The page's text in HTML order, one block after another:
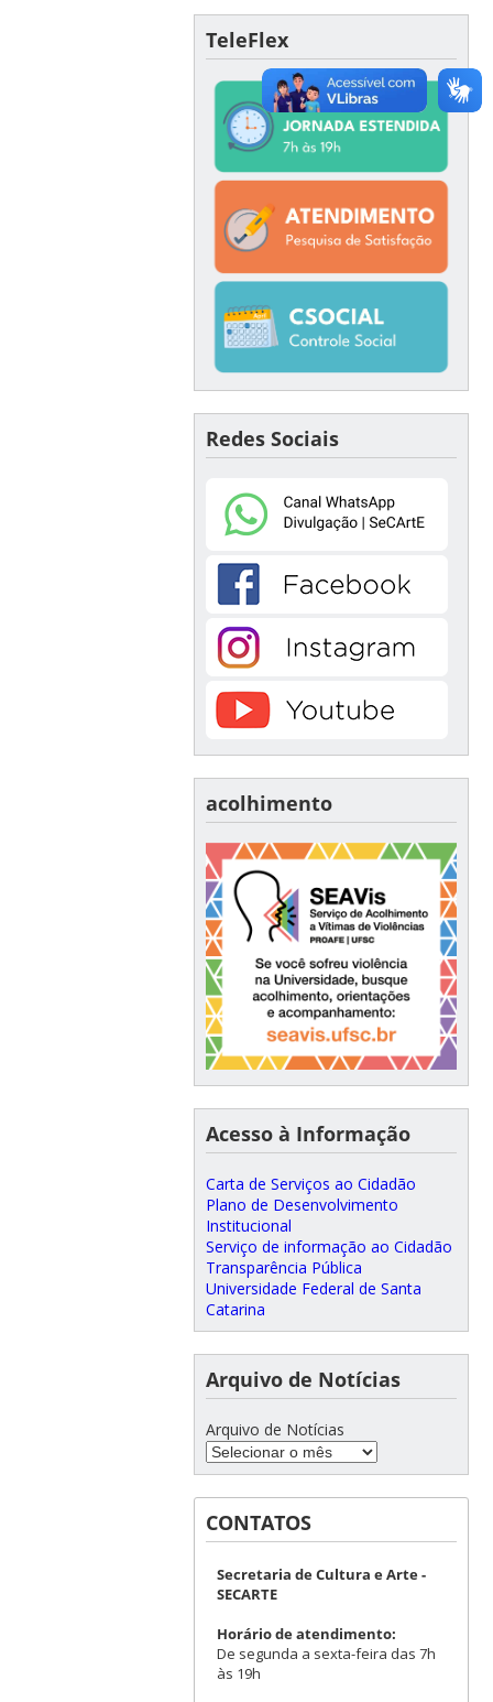
TeleFlex
Redes Sociais
acolhimento
Acesso à Informação
Carta de Serviços ao Cidadão
Plano de Desenvolvimento
Institucional
Serviço de informação ao Cidadão
Transparência Pública
Universidade Federal de Santa
Catarina
Arquivo de Notícias
Arquivo de Notícias
CONTATOS
Secretaria de Cultura e Arte -
SECARTE
Horário de atendimento:
De segunda a sexta-feira das 7h
às 19h